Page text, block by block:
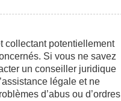
collectant potentiellement
Si vous ne savez
un conseiller juridique
légale et ne
d’abus ou d’ordres